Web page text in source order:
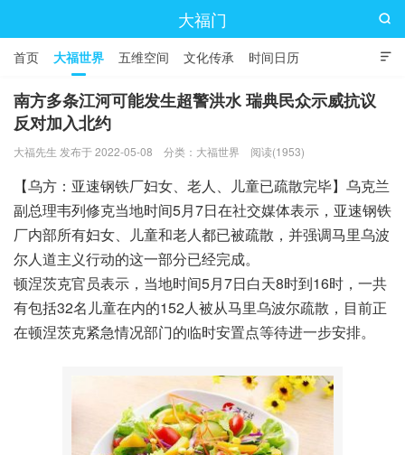
大福门

首页 大福世界 五维空间 文化传承 时间日历

南方多条江河可能发生超警洪水 瑞典民众示威抗议
反对加入北约
大福先生 发布于 2022-05-08 分类： 大福世界 阅读(1953)
【乌方：亚速钢铁厂妇女、老人、儿童已疏散完毕】乌克兰
副总理韦列修克当地时间5月7日在社交媒体表示，亚速钢铁
厂内部所有妇女、儿童和老人都已被疏散，并强调马里乌波
尔人道主义行动的这一部分已经完成。
顿涅茨克官员表示，当地时间5月7日白天8时到16时，一共
有包括32名儿童在内的152人被从马里乌波尔疏散，目前正
在顿涅茨克紧急情况部门的临时安置点等待进一步安排。